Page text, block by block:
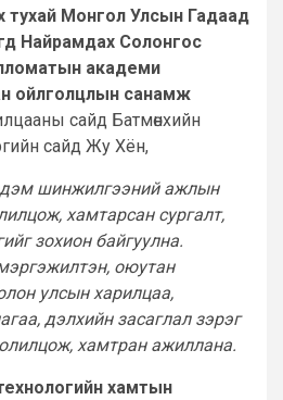
тухай Монгол Улсын Гадаад
Найрамдах Солонгос
академи
ойлголцлын санамж
сайд Батмөнхийн
сайд Жу Хён,
шинжилгээний ажлын
хамтарсан сургалт,
зохион байгуулна.
оюутан
улсын харилцаа,
дэлхийн засаглал зэрэг
хамтран ажиллана.
хамтын